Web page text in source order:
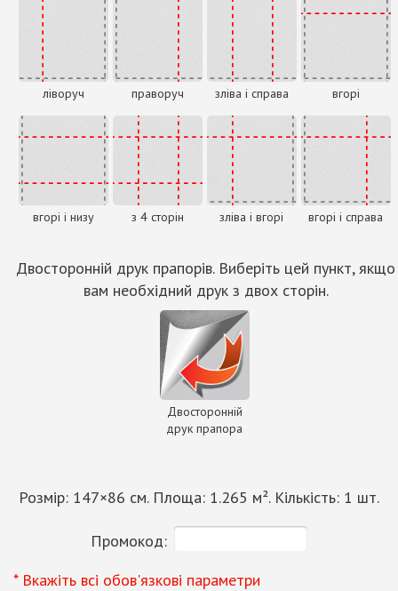
ліворуч праворуч зліва і справа вгорі
вгорі і низу з 4 сторін зліва і вгорі вгорі і справа
Двосторонній друк прапорів. Виберіть цей пункт, якщо
вам необхідний друк з двох сторін.
Двосторонній
друк прапора
Розмір: 147×86 см. Площа: 1.265 м². Кількість: 1 шт.
Промокод:
* Вкажіть всі обов'язкові параметри